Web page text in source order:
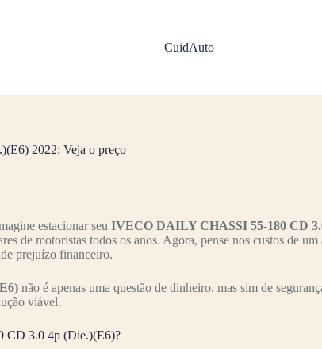
CuidAuto
2022: Veja o preço
estacionar seu IVECO DAILY CHASSI 55-180 CD
de motoristas todos os anos. Agora, pense nos custos de
prejuízo financeiro.
não é apenas uma questão de dinheiro, mas sim de
viável.
CD 3.0 4p (Die.)(E6)?